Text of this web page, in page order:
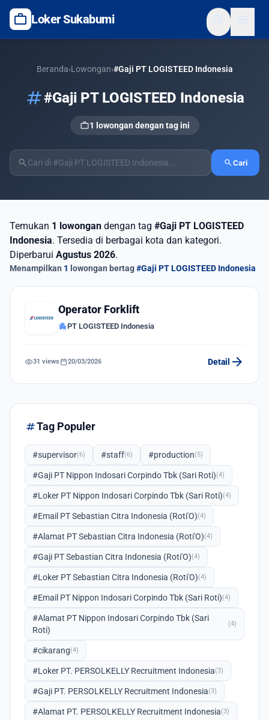
work Loker Sukabumi
Beranda›Lowongan›#Gaji PT LOGISTEED Indonesia
tag#Gaji PT LOGISTEED Indonesia
work1 lowongan dengan tag ini
search searchCari
Temukan 1 lowongan dengan tag #Gaji PT LOGISTEED
Indonesia. Tersedia di berbagai kota dan kategori.
Diperbarui Agustus 2026.
Menampilkan 1 lowongan bertag#Gaji PT LOGISTEED Indonesia
Operator Forklift
apartmentPT LOGISTEED Indonesia
visibility31 views calendar_today20/03/2026 Detail arrow_forward
tagTag Populer
#supervisor(6) #staff(6) #production(5)
#Gaji PT Nippon Indosari Corpindo Tbk (Sari Roti)(4)
#Loker PT Nippon Indosari Corpindo Tbk (Sari Roti)(4)
#Email PT Sebastian Citra Indonesia (Roti'O)(4)
#Alamat PT Sebastian Citra Indonesia (Roti'O)(4)
#Gaji PT Sebastian Citra Indonesia (Roti'O)(4)
#Loker PT Sebastian Citra Indonesia (Roti'O)(4)
#Email PT Nippon Indosari Corpindo Tbk (Sari Roti)(4)
#Alamat PT Nippon Indosari Corpindo Tbk (Sari
Roti)
(4)
#cikarang(4)
#Loker PT. PERSOLKELLY Recruitment Indonesia(3)
#Gaji PT. PERSOLKELLY Recruitment Indonesia(3)
#Alamat PT. PERSOLKELLY Recruitment Indonesia(3)